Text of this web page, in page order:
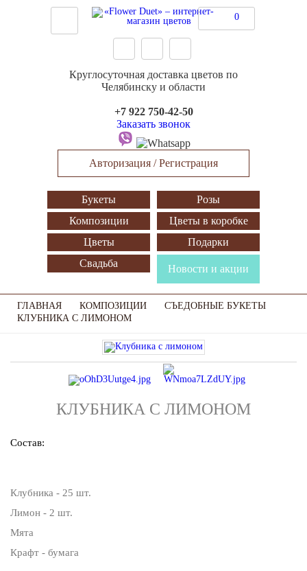
0
Круглосуточная доставка цветов по
Челябинску и области
+7 922 750-42-50
Заказать звонок
Авторизация / Регистрация
Букеты
Розы
Композиции
Цветы в коробке
Цветы
Подарки
Свадьба
Новости и акции
ГЛАВНАЯ КОМПОЗИЦИИ
СЪЕДОБНЫЕ БУКЕТЫ
КЛУБНИКА С ЛИМОНОМ
КЛУБНИКА С ЛИМОНОМ
Состав:
Клубника - 25 шт.
Лимон - 2 шт.
Мята
Крафт - бумага